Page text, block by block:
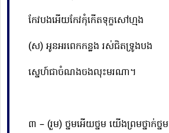
កែវបងអើយកែវកុំកើតទុក្ខសៅហ្មង
(ស) អូនអរពេកកន្លង រស់ជិតទ្រូងបង
ស្នេហ៍ជាចំណងចងលុះមរណា។
៣ – (រួម) ថ្នមអើយថ្នម យើងព្រមថ្នាក់ថ្នម